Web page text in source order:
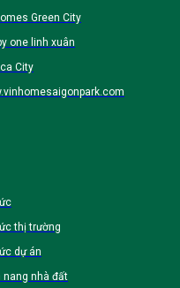
Green City
one linh xuân
City
thị trường
dự án
nang nhà đất